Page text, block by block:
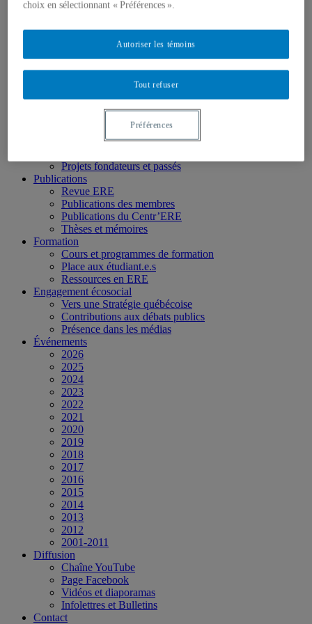
Chercheur.e.s régulier.ère.s
Chercheur.e.s émérites
Étudiant.e.s
Axes de recherche
1) Écocitoyenneté et justice
2) Prismes socioculturels
3) Art et créativité
4) Formation initiale et continue
Projets fondateurs et passés
Publications
Revue ERE
Publications des membres
Publications du Centr’ERE
Thèses et mémoires
Formation
Cours et programmes de formation
Place aux étudiant.e.s
Ressources en ERE
Engagement écosocial
Vers une Stratégie québécoise
Contributions aux débats publics
Présence dans les médias
Événements
2026
2025
2024
2023
2022
2021
2020
2019
2018
2017
2016
2015
2014
2013
2012
2001-2011
Diffusion
Chaîne YouTube
Page Facebook
Vidéos et diaporamas
Infolettres et Bulletins
Contact
choix en sélectionnant « Préférences ».
Tout refuser
Autoriser les témoins
Préférences